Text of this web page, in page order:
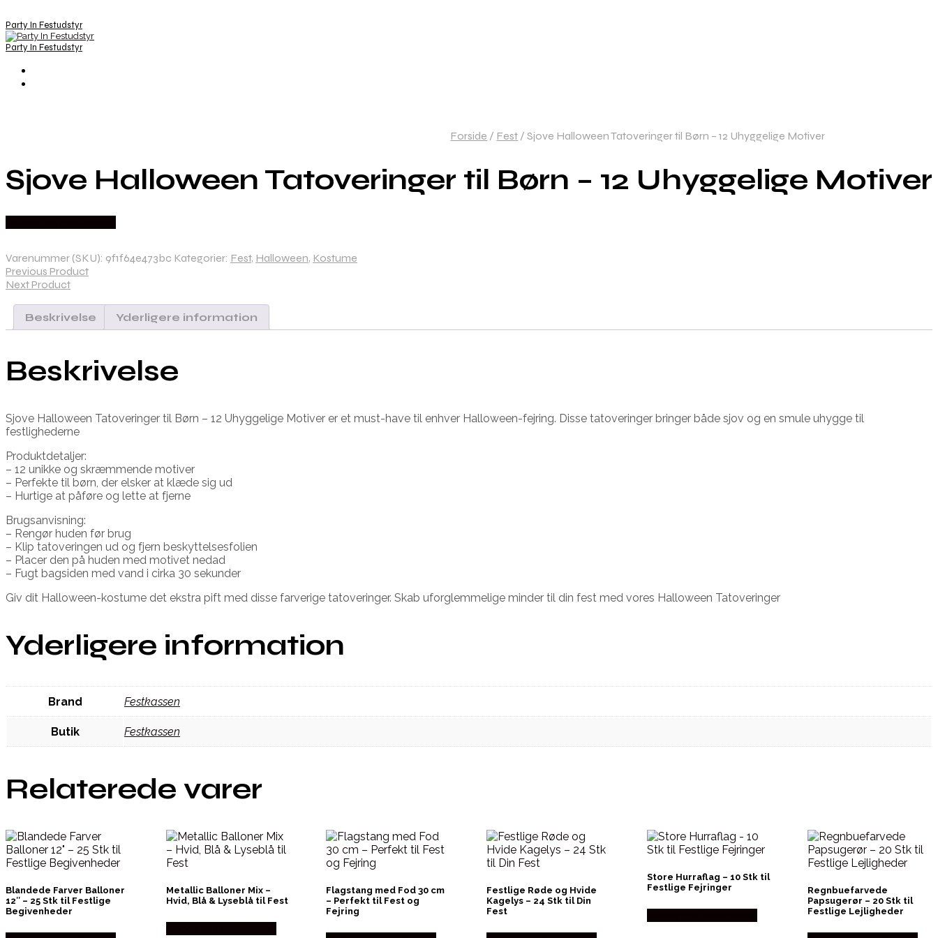
Party In Festudstyr
Party In Festudstyr
Forside / Fest / Sjove Halloween Tatoveringer til Børn – 12 Uhyggelige Motiver
Sjove Halloween Tatoveringer til Børn – 12 Uhyggelige Motiver
Varenummer (SKU): 9f1f64e473bc Kategorier: Fest, Halloween, Kostume
Previous Product
Next Product
Beskrivelse Yderligere information
Beskrivelse
Sjove Halloween Tatoveringer til Børn – 12 Uhyggelige Motiver er et must-have til enhver Halloween-fejring. Disse tatoveringer bringer både sjov og en smule uhygge til
festlighederne
Produktdetaljer:
– 12 unikke og skræmmende motiver
– Perfekte til børn, der elsker at klæde sig ud
– Hurtige at påføre og lette at fjerne
Brugsanvisning:
– Rengør huden før brug
– Klip tatoveringen ud og fjern beskyttelsesfolien
– Placer den på huden med motivet nedad
– Fugt bagsiden med vand i cirka 30 sekunder
Giv dit Halloween-kostume det ekstra pift med disse farverige tatoveringer. Skab uforglemmelige minder til din fest med vores Halloween Tatoveringer
Yderligere information
Brand Festkassen
Butik Festkassen
Relaterede varer
Blandede Farver Balloner
12″ – 25 Stk til Festlige
Begivenheder
Metallic Balloner Mix –
Hvid, Blå & Lyseblå til Fest
Flagstang med Fod 30 cm
– Perfekt til Fest og
Fejring
Festlige Røde og Hvide
Kagelys – 24 Stk til Din
Fest
Store Hurraflag – 10 Stk til
Festlige Fejringer
Regnbuefarvede
Papsugerør – 20 Stk til
Festlige Lejligheder